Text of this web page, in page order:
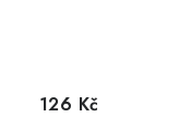
126 Kč